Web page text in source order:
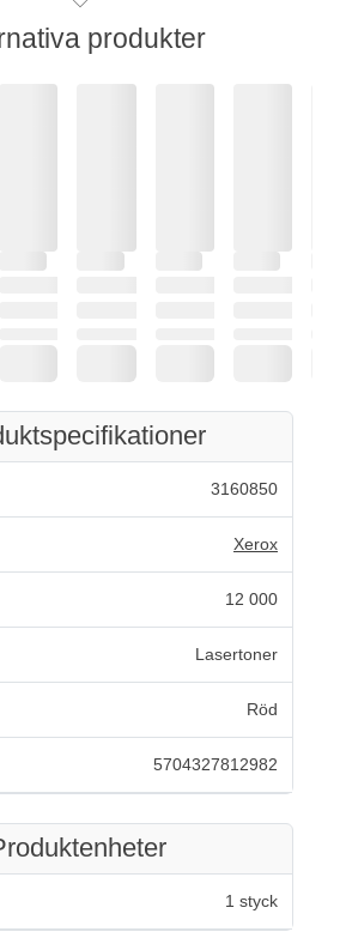
produkter
3160850
Xerox
12 000
Lasertoner
Röd
5704327812982
1 styck